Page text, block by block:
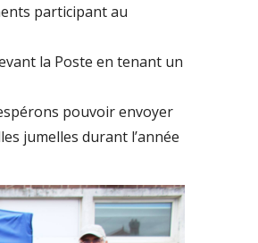
participant au
la Poste en tenant un
pouvoir envoyer
jumelles durant l’année